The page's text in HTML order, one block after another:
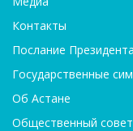
Контакты
Послание
Государственные
Об Астане
Общественный